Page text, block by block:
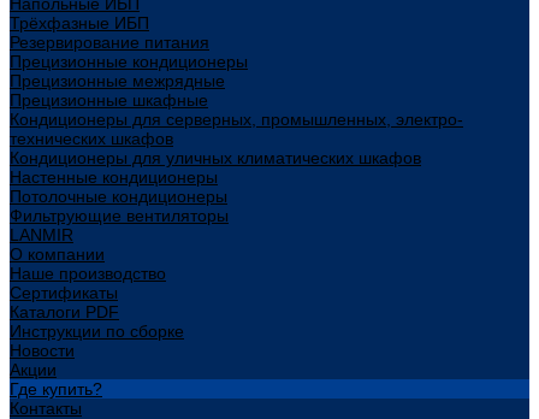
Трёхфазные ИБП
Резервирование питания
Прецизионные кондиционеры
Прецизионные межрядные
Прецизионные шкафные
Кондиционеры для серверных, промышленных, электро-
технических шкафов
Кондиционеры для уличных климатических шкафов
Настенные кондиционеры
Потолочные кондиционеры
Фильтрующие вентиляторы
LANMIR
О компании
Наше производство
Сертификаты
Каталоги PDF
Инструкции по сборке
Новости
Акции
Где купить?
Контакты